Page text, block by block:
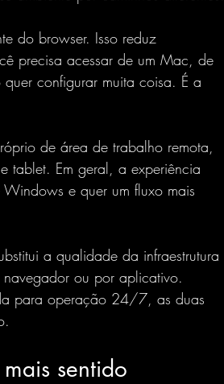
do browser. Isso reduz
precisa acessar de um Mac, de
configurar muita coisa. É a
de área de trabalho remota,
tablet. Em geral, a experiência
e quer um fluxo mais
a qualidade da infraestrutura
ou por aplicativo.
para operação 24/7, as duas
sentido